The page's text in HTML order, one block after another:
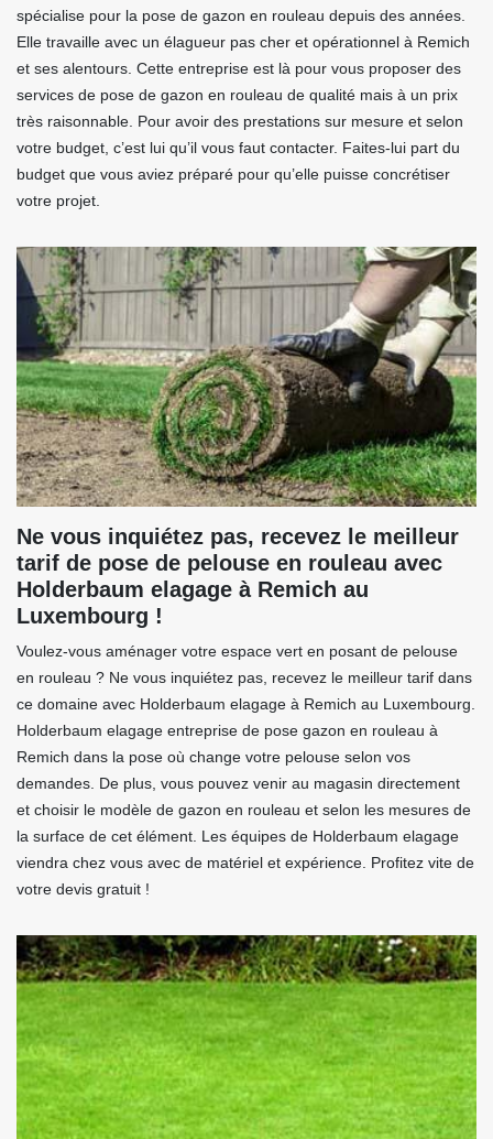
spécialise pour la pose de gazon en rouleau depuis des années.
Elle travaille avec un élagueur pas cher et opérationnel à Remich
et ses alentours. Cette entreprise est là pour vous proposer des
services de pose de gazon en rouleau de qualité mais à un prix
très raisonnable. Pour avoir des prestations sur mesure et selon
votre budget, c’est lui qu’il vous faut contacter. Faites-lui part du
budget que vous aviez préparé pour qu’elle puisse concrétiser
votre projet.
Ne vous inquiétez pas, recevez le meilleur
tarif de pose de pelouse en rouleau avec
Holderbaum elagage à Remich au
Luxembourg !
Voulez-vous aménager votre espace vert en posant de pelouse
en rouleau ? Ne vous inquiétez pas, recevez le meilleur tarif dans
ce domaine avec Holderbaum elagage à Remich au Luxembourg.
Holderbaum elagage entreprise de pose gazon en rouleau à
Remich dans la pose où change votre pelouse selon vos
demandes. De plus, vous pouvez venir au magasin directement
et choisir le modèle de gazon en rouleau et selon les mesures de
la surface de cet élément. Les équipes de Holderbaum elagage
viendra chez vous avec de matériel et expérience. Profitez vite de
votre devis gratuit !